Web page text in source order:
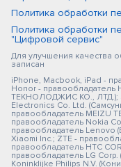
Политика обработки
Политика обработки
"Цифровой сервис"
Для улучшения качества
записан
iPhone, Macbook, iPad -
Honor - правообладатель
ТЕКНОЛОДЖИС КО., ЛТД.);
Electronics Co. Ltd.
правообладатель MEIZU
правообладатель Nokia
правообладатель Lenovo
Xiaomi Inc.; ZTE -
правообладатель HTC
правообладатель LG
Koninklijke Philips N.V.